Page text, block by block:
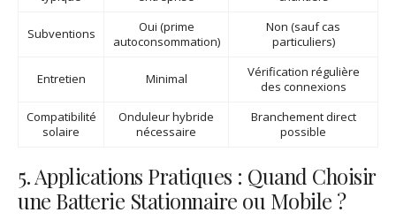
Subventions
Oui (prime
autoconsommation)
Non (sauf cas
particuliers)
Entretien Minimal
Vérification régulière
des connexions
Compatibilité
solaire
Onduleur hybride
nécessaire
Branchement direct
possible
5. Applications Pratiques : Quand Choisir
une Batterie Stationnaire ou Mobile ?